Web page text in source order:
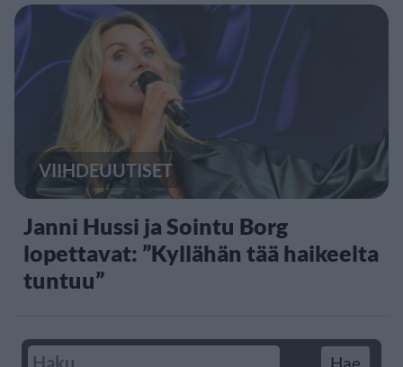
VIIHDEUUTISET
Janni Hussi ja Sointu Borg
lopettavat: ”Kyllähän tää haikeelta
tuntuu”